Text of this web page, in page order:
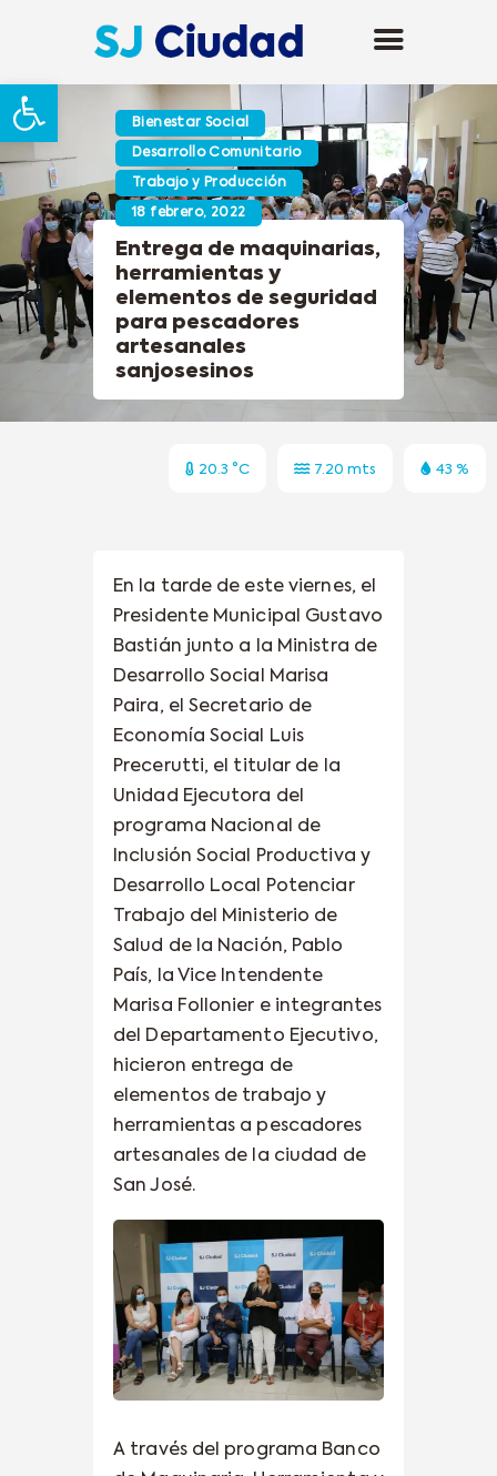
Abrir barra de herramientas
Bienestar Social
Desarrollo Comunitario
Trabajo y Producción
18 febrero, 2022
Entrega de maquinarias,
herramientas y
elementos de seguridad
para pescadores
artesanales
sanjosesinos
20.3 °C 7.20 mts 43 %
En la tarde de este viernes, el
Presidente Municipal Gustavo
Bastián junto a la Ministra de
Desarrollo Social Marisa
Paira, el Secretario de
Economía Social Luis
Precerutti, el titular de la
Unidad Ejecutora del
programa Nacional de
Inclusión Social Productiva y
Desarrollo Local Potenciar
Trabajo del Ministerio de
Salud de la Nación, Pablo
País, la Vice Intendente
Marisa Follonier e integrantes
del Departamento Ejecutivo,
hicieron entrega de
elementos de trabajo y
herramientas a pescadores
artesanales de la ciudad de
San José.
A través del programa Banco